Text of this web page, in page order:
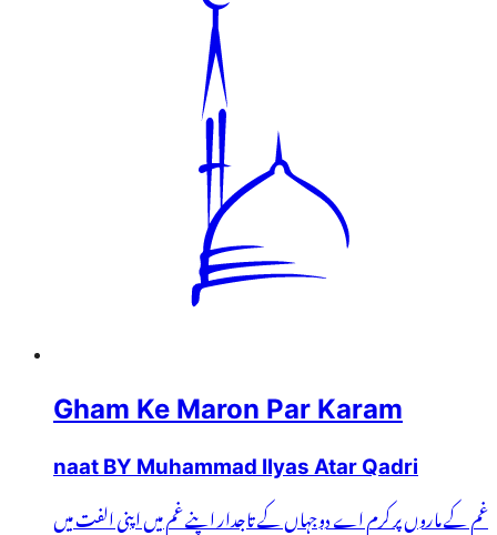
Gham Ke Maron Par Karam
naat BY Muhammad Ilyas Atar Qadri
غم کے ماروں پر کرم اے دوجہاں کے تاجدار اپنے غم میں اپنی الفت میں